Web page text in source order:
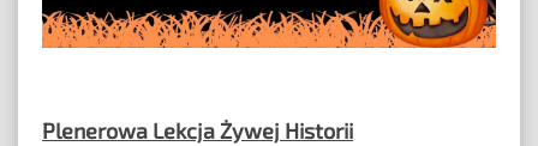
Plenerowa Lekcja Żywej Historii